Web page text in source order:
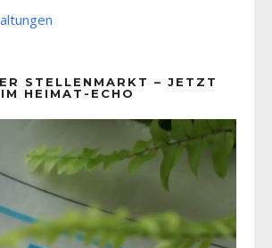
STELLENMARKT – JETZT
IM HEIMAT-ECHO
Player